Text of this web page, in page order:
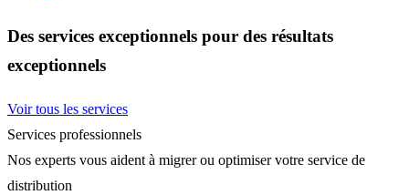
Des services exceptionnels pour des résultats
exceptionnels
Voir tous les services
Services professionnels
Nos experts vous aident à migrer ou optimiser votre service de
distribution